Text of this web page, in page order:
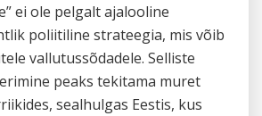
ei ole pelgalt ajalooline
poliitiline strateegia, mis võib
vallutussõdadele. Selliste
peaks tekitama muret
sealhulgas Eestis, kus